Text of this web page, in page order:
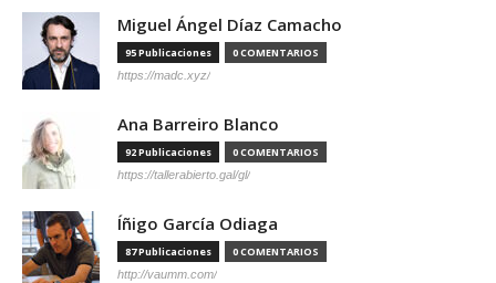
Miguel Ángel Díaz Camacho
95 Publicaciones 0 COMENTARIOS
https://madc.xyz/
Ana Barreiro Blanco
92 Publicaciones 0 COMENTARIOS
https://tallerabierto.gal/gl/
Íñigo García Odiaga
87 Publicaciones 0 COMENTARIOS
http://vaumm.com/